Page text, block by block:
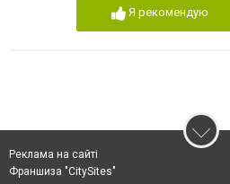
Я рекомендую
Реклама на сайті
Франшиза "CitySites"